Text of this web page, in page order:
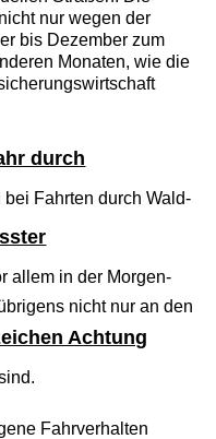
nur wegen der
bis Dezember zum
Monaten, wie die
durch
bei Fahrten durch Wald-
allem in der Morgen-
nicht nur an den
Achtung
Fahrverhalten